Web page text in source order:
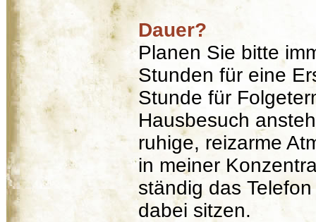
Dauer?
Planen Sie bitte
Stunden für eine
Stunde für
Hausbesuch
ruhige, reizarme
in meiner
ständig das
dabei sitzen.